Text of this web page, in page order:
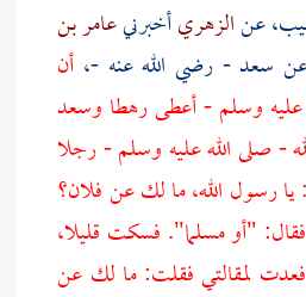
عنالزهريأخبرنيعامر بن
سعد- رضي الله عنه -، أن
وسلم - أعطى رهطا وسعد
- صلى الله عليه وسلم - رجلا
رسول الله، ما لك عن فلان؟
فقال: "أو مسلما". فسكت قليلا،
لمقالتي فقلت: ما لك عن